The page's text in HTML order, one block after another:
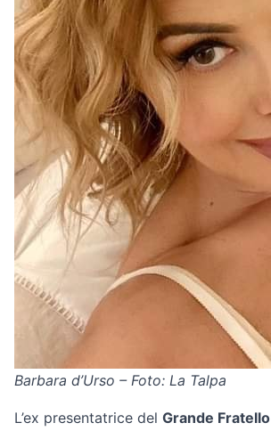
Barbara d’Urso – Foto: La Talpa
L’ex presentatrice del Grande Fratello